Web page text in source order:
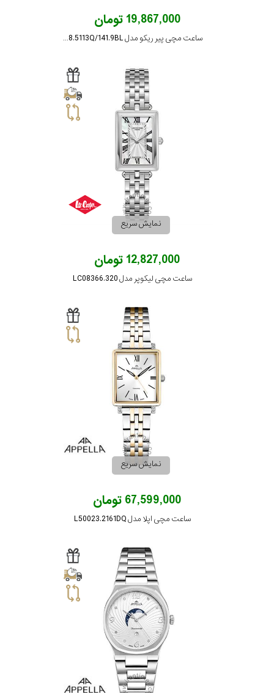
19,867,000 تومان
ساعت مچی پیر ریکو مدل P21018.5113Q/141.9BL
نمایش سریع
12,827,000 تومان
ساعت مچی لیکوپر مدل LC08366.320
نمایش سریع
67,599,000 تومان
ساعت مچی اپلا مدل L50023.2161DQ